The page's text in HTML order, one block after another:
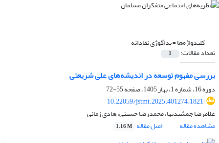
کلیدواژه‌ها =پداگوژی نقادانه
تعداد مقالات: 1
بررسی مفهوم توسعه در اندیشه‌های علی شریعتی
دوره 16، شماره 1، بهار 1405، صفحه
55-72
10.22059/jstmt.2025.401274.1821
غلامرضا جمشیدیها، محمدرضا حسینی، هادی زمانی
مشاهده مقاله
اصل مقاله 1.16 M